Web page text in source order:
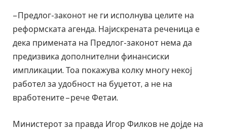
– Предлог-законот не ги исполнува целите на
реформската агенда. Најискрената реченица е
дека примената на Предлог-законот нема да
предизвика дополнителни финансиски
импликации. Тоа покажува колку многу некој
работел за удобност на буџетот, а не на
вработените – рече Фетаи.
Министерот за правда Игор Филков не дојде на